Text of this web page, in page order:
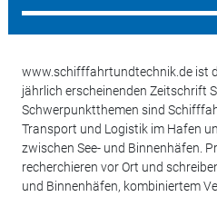
www.schifffahrtundtechnik.de ist
jährlich erscheinenden Zeitschrift
Schwerpunktthemen sind
Transport und Logistik im Hafen
zwischen See- und Binnenhäfen.
recherchieren vor Ort und
und Binnenhäfen, kombiniertem